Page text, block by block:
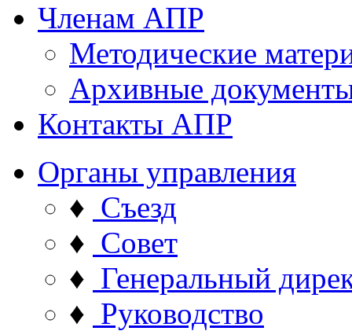
Членам АПР
Методические
Архивные
Контакты АПР
Органы управления
♦ Съезд
♦ Совет
♦ Генеральный
♦ Руководство